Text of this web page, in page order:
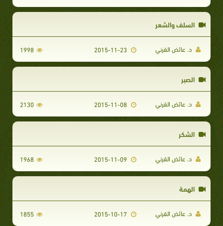
السلف والشعر
د. عائض القرني 1998
الصبر
د. عائض القرني 2130
الشكر
د. عائض القرني 1968
الهمة
د. عائض القرني 1855